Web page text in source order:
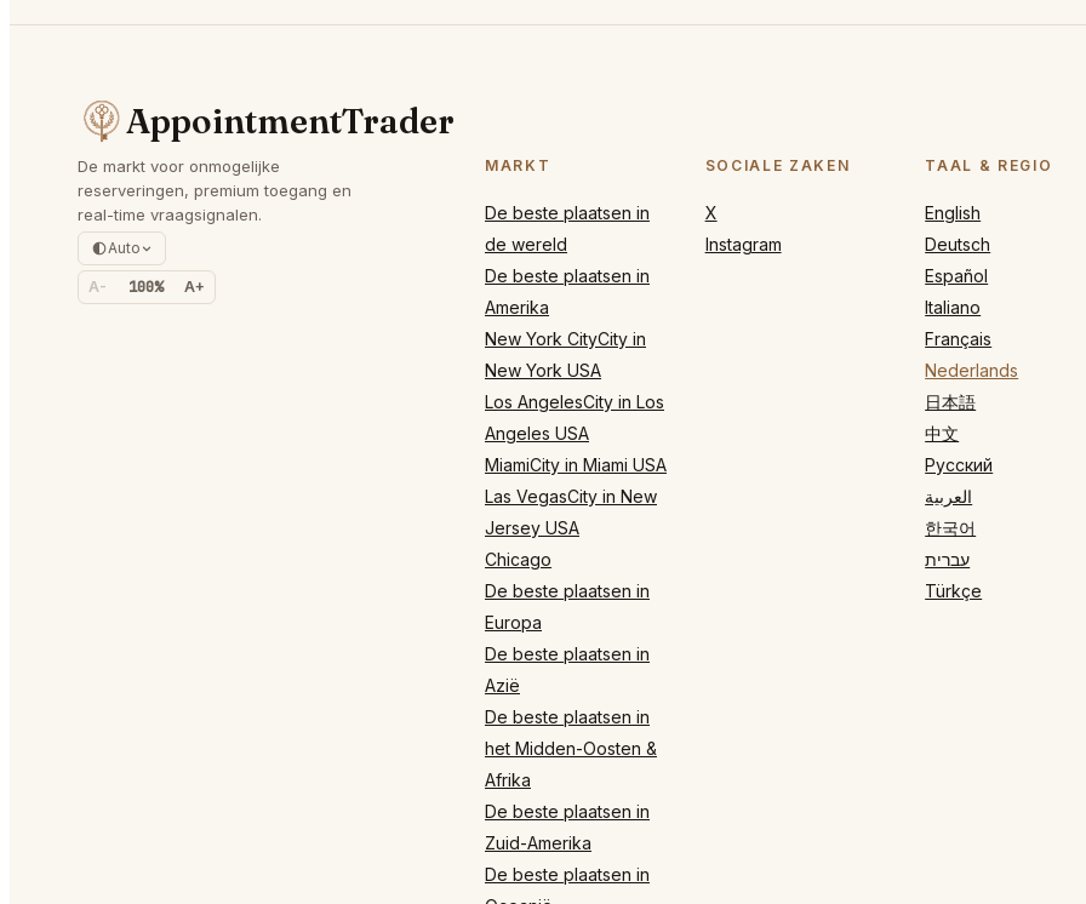
AppointmentTrader
De markt voor onmogelijke
reserveringen, premium toegang en
real-time vraagsignalen.
Auto
A- 100% A+
MARKT
De beste plaatsen in
de wereld
De beste plaatsen in
Amerika
New York CityCity in
New York USA
Los AngelesCity in Los
Angeles USA
MiamiCity in Miami USA
Las VegasCity in New
Jersey USA
Chicago
De beste plaatsen in
Europa
De beste plaatsen in
Azië
De beste plaatsen in
het Midden-Oosten &
Afrika
De beste plaatsen in
Zuid-Amerika
De beste plaatsen in
SOCIALE ZAKEN
X
Instagram
TAAL & REGIO
English
Deutsch
Español
Italiano
Français
Nederlands
日本語
中文
Русский
العربية
한국어
עברית
Türkçe